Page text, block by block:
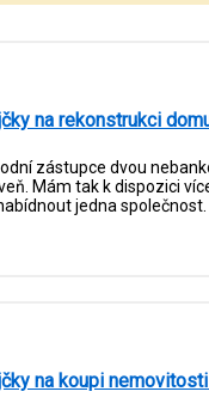
na rekonstrukci
zástupce dvou
Mám tak k dispozici
jedna společnost.
na koupi